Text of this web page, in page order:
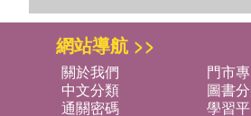
網站導航 >>
關於我們 門市
中文分類
圖書
通關密碼
學習